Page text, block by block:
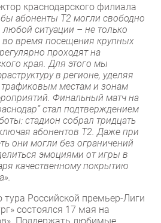
краснодарского филиала
абоненты T2 могли свободно
ситуации – не только
во время посещения крупных
проходят на
края. Для этого мы
в регионе, уделяя
местам и зонам
Финальный матч на
стал подтверждением
стадион собрал тридцать
абонентов T2. Даже при
они могли без ограничений
эмоциями от игры в
качественному покрытию
Российской премьер-Лиги
состоялся 17 мая на